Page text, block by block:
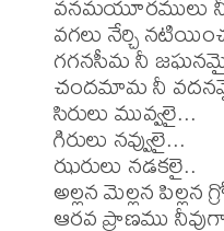
వగలు నేర్చి
గగనసీమ నీ
చందమామ నీ
సిరులు మువ్వలై...
గిరులు నవ్వులై...
ఝరులు నడకలై..
అల్లన మెల్లన పిల్లన
ఆరవ ప్రాణము నీవుగా